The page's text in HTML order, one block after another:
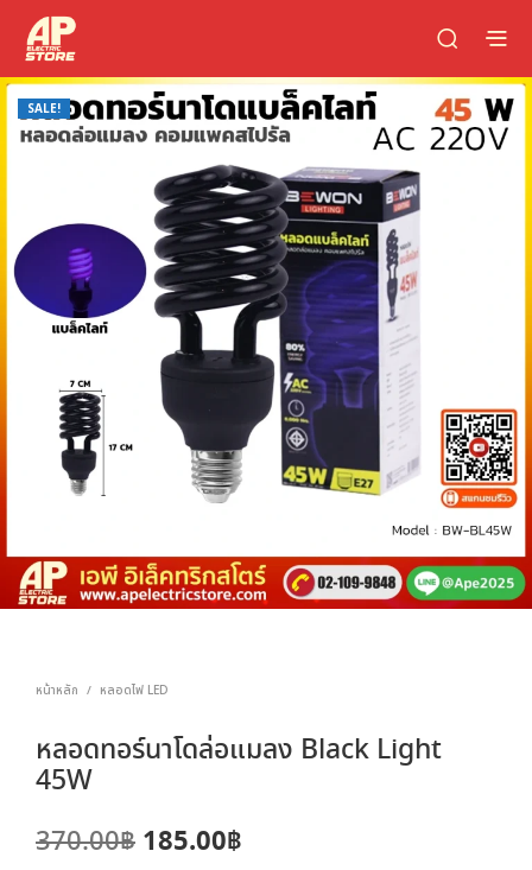
SALE!
หน้าหลัก / หลอดไฟ LED
หลอดทอร์นาโดล่อแมลง Black Light
45W
370.00฿ Original
185.00฿